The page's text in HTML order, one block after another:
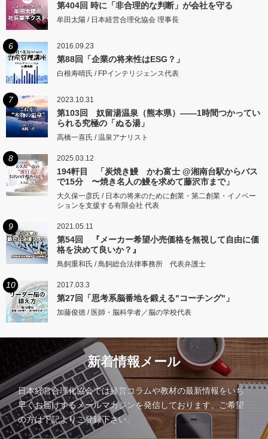
第404回 時に「非合理的な判断」が会社を守る
牟田太陽 / 日本経営合理化協会 理事長
6 2016.09.23
第88回「企業の将来性はESG？」
白根寿晴氏 / FPインテリジェンス代表
7 2023.10.31
第103回 奴留湯温泉（熊本県）――1時間つかってい
られる究極の「ぬる湯」
高橋一喜氏 / 温泉アナリスト
8 2025.03.12
194軒目 「炭焼き鰻 かわ富士 @湘南台駅からバス
で15分 〜焼き名人の鰻を求めて藤沢市まで」
大久保一彦氏 / 日本の将来のために創業・第二創業・イノベー
ションを支援する有限会社 代表
9 2021.05.11
第54回 『メーカー希望小売価格を無視して自由に価
格を決めて良いか？』
鳥飼重和氏 / 鳥飼総合法律事務所 代表弁護士
10 2017.03.3
第27回「思考系脳番地を鍛える"コーチング"」
加藤俊徳 / 医師・脳科学者／脳の学校代表
新着情報メール
日本経営合理化協会では経営コラムや教材の最新情報をいち
早くお届けするメールマガジンを発信しております。ご希望
の方は下記よりご登録下さい。